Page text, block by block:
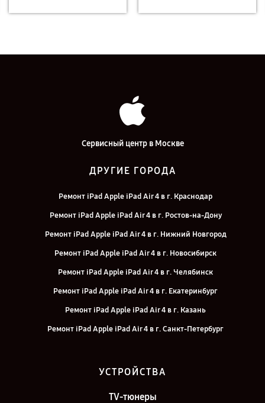
Сервисный центр в Москве
ДРУГИЕ ГОРОДА
Ремонт iPad Apple iPad Air 4 в г. Краснодар
Ремонт iPad Apple iPad Air 4 в г. Ростов-на-Дону
Ремонт iPad Apple iPad Air 4 в г. Нижний Новгород
Ремонт iPad Apple iPad Air 4 в г. Новосибирск
Ремонт iPad Apple iPad Air 4 в г. Челябинск
Ремонт iPad Apple iPad Air 4 в г. Екатеринбург
Ремонт iPad Apple iPad Air 4 в г. Казань
Ремонт iPad Apple iPad Air 4 в г. Санкт-Петербург
УСТРОЙСТВА
TV-тюнеры